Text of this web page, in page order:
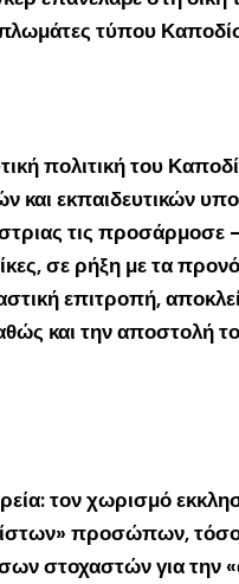
τύπου
πολιτική του
και εκπαιδευτικών
τις
σε ρήξη με τα
επιτροπή,
και την
τον χωρισμό
προσώπων, τόσο
στοχαστών για την